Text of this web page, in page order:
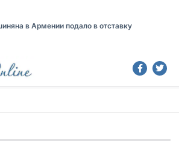
в Армении подало в отставку